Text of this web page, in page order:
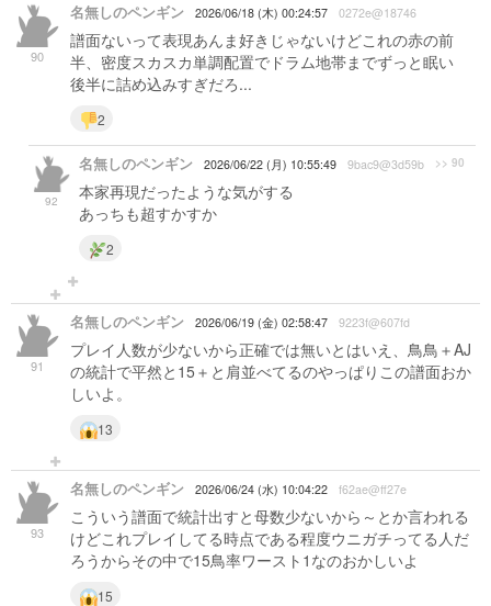
90
名無しのペンギン 2026/06/18 (木) 00:24:57 0272e@18746
譜面ないって表現あんま好きじゃないけどこれの赤の前
半、密度スカスカ単調配置でドラム地帯までずっと眠い
後半に詰め込みすぎだろ...
2
92
名無しのペンギン 2026/06/22 (月) 10:55:49 9bac9@3d59b >> 90
本家再現だったような気がする
あっちも超すかすか
2
91
名無しのペンギン 2026/06/19 (金) 02:58:47 9223f@607fd
プレイ人数が少ないから正確では無いとはいえ、鳥鳥＋AJ
の統計で平然と15＋と肩並べてるのやっぱりこの譜面おか
しいよ。
13
93
名無しのペンギン 2026/06/24 (水) 10:04:22 f62ae@ff27e
こういう譜面で統計出すと母数少ないから～とか言われる
けどこれプレイしてる時点である程度ウニガチってる人だ
ろうからその中で15鳥率ワースト1なのおかしいよ
15